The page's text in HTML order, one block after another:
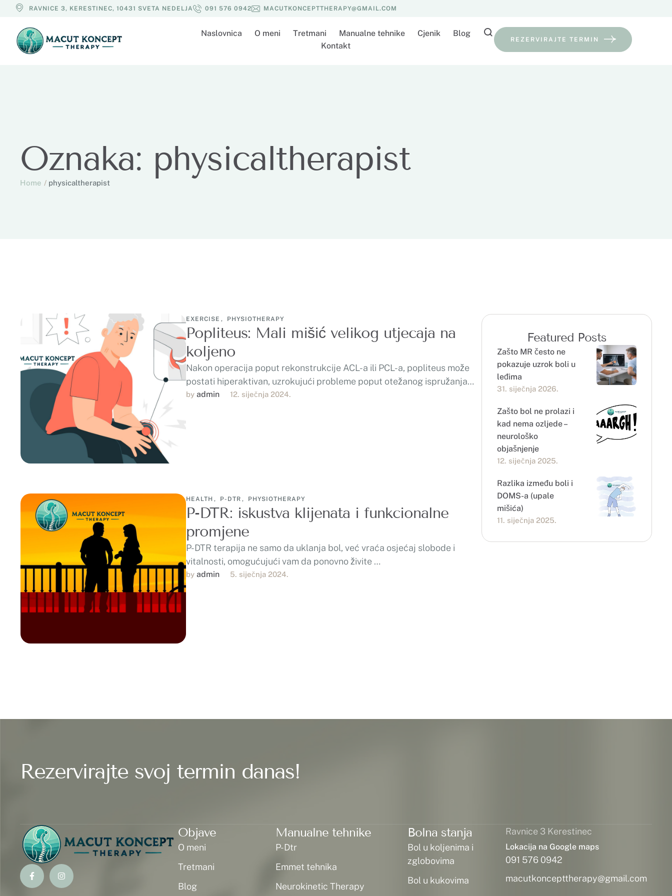
RAVNICE 3, KERESTINEC, 10431 SVETA NEDELJA 091 576 0942 MACUTKONCEPTTHERAPY@GMAIL.COM
Naslovnica O meni Tretmani Manualne tehnike Cjenik
Blog
Kontakt
REZERVIRAJTE TERMIN
Oznaka: physicaltherapist
Home / physicaltherapist
EXERCISE , PHYSIOTHERAPY
Popliteus: Mali mišić velikog utjecaja na
koljeno
Nakon operacija poput rekonstrukcije ACL-a ili PCL-a, popliteus može
postati hiperaktivan, uzrokujući probleme poput otežanog ispružanja
koljena. Izvještaji …
by admin 12. siječnja 2024.
HEALTH , P-DTR , PHYSIOTHERAPY
P-DTR: iskustva klijenata i funkcionalne
promjene
P-DTR terapija ne samo da uklanja bol, već vraća osjećaj slobode i
vitalnosti, omogućujući vam da ponovno živite …
by admin 5. siječnja 2024.
Featured Posts
Zašto MR često ne
pokazuje uzrok boli u
leđima
31. siječnja 2026.
Zašto bol ne prolazi i
kad nema ozljede –
neurološko
objašnjenje
12. siječnja 2025.
Razlika između boli i
DOMS-a (upale
mišića)
11. siječnja 2025.
Rezervirajte svoj termin danas!
Objave
O meni
Tretmani
Blog
Manualne tehnike
P-Dtr
Emmet tehnika
Neurokinetic Therapy
Bolna stanja
Bol u koljenima i
zglobovima
Bol u kukovima
Ravnice 3 Kerestinec
Lokacija na Google maps
091 576 0942
macutkoncepttherapy@gmail.com